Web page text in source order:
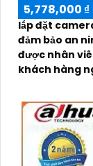
5,778,000 ₫
lắp đặt
đảm bảo an
được nhân
khách hàng